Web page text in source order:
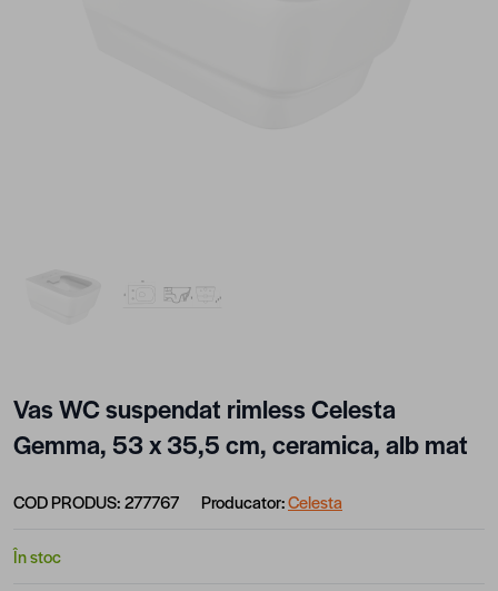
Vas WC suspendat rimless Celesta
Gemma, 53 x 35,5 cm, ceramica, alb mat
COD PRODUS:277767 Producator:Celesta
În stoc